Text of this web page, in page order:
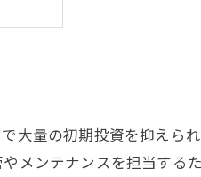
大量の初期投資を抑えら
メンテナンスを担当する